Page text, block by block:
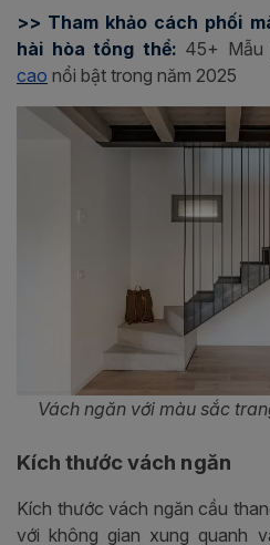
>> Tham khảo cách phối
hài hòa tổng thể: 45+
cao nổi bật trong năm 2025
Vách ngăn với màu sắc
Kích thước vách ngăn
Kích thước vách ngăn cầu
với không gian xung quanh